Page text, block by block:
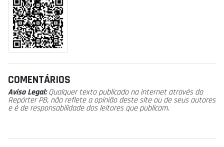
COMENTÁRIOS
Aviso Legal:Qualquer texto publicado na internet através do
Repórter PB, não reflete a opinião deste site ou de seus autores
e é de responsabilidade dos leitores que publicam.